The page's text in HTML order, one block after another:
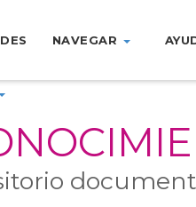
NAVEGAR